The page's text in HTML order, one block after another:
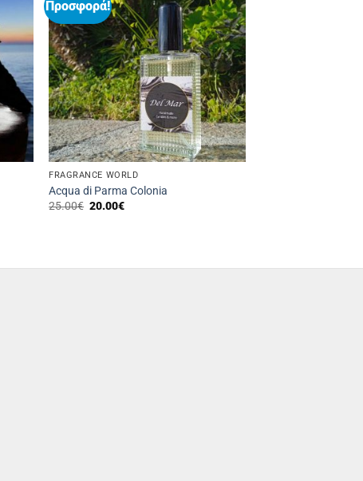
Προσφορά!
FRAGRANCE WORLD
Acqua di Parma Colonia
25.00€ Original
20.00€Η